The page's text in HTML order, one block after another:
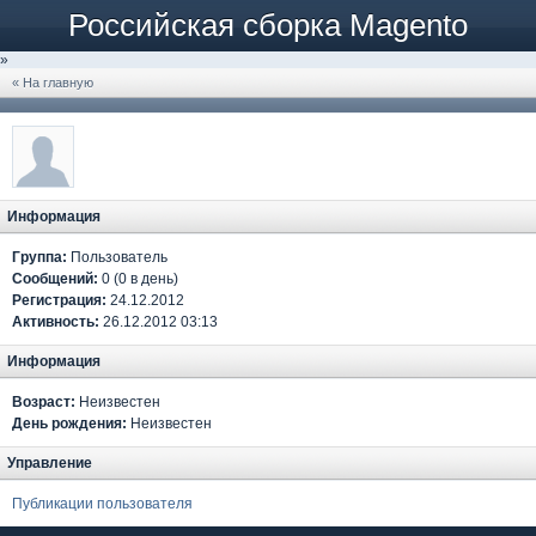
Российская сборка Magento
»
« На главную
Информация
Группа: Пользователь
Сообщений: 0 (0 в день)
Регистрация: 24.12.2012
Активность: 26.12.2012 03:13
Информация
Возраст: Неизвестен
День рождения: Неизвестен
Управление
Публикации пользователя